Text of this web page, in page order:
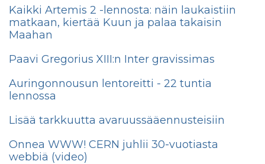
Kaikki Artemis 2 -lennosta: näin laukaistiin
matkaan, kiertää Kuun ja palaa takaisin
Maahan
Paavi Gregorius XIII:n Inter gravissimas
Auringonnousun lentoreitti - 22 tuntia
lennossa
Lisää tarkkuutta avaruussääennusteisiin
Onnea WWW! CERN juhlii 30-vuotiasta
webbiä (video)